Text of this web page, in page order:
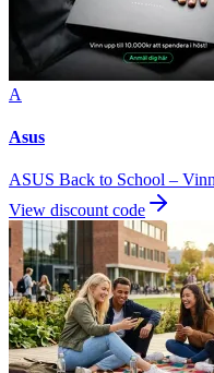
A
Asus
ASUS Back to School –
View discount code